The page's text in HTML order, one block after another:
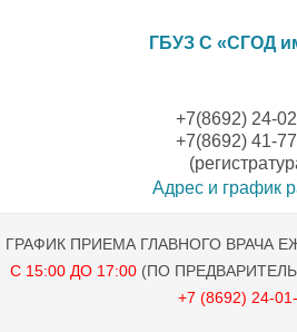
ГБУЗ С «СГОД
+7(8692) 24-
+7(8692) 41-
Адрес и график
ГРАФИК ПРИЕМА ГЛАВНОГО ВРАЧА
С 15:00 ДО 17:00 (ПО
+7 (8692) 24-